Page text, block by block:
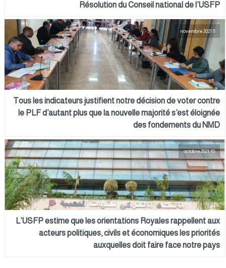
Résolution du Conseil national de l’USFP
Tous les indicateurs justifient notre décision de voter contre
le PLF d’autant plus que la nouvelle majorité s’est éloignée
des fondements du NMD
10 octobre 2021
L’USFP estime que les orientations Royales rappellent aux
acteurs politiques, civils et économiques les priorités
auxquelles doit faire face notre pays